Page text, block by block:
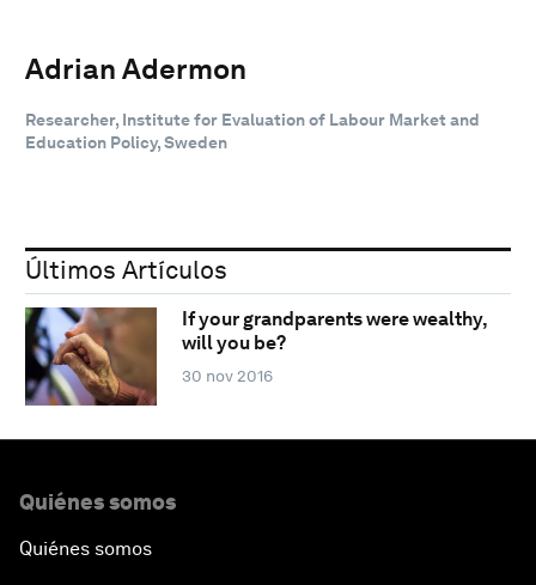
Adrian Adermon
Researcher, Institute for Evaluation of Labour Market and
Education Policy, Sweden
Últimos Artículos
If your grandparents were wealthy,
will you be?
30 nov 2016
Quiénes somos
Quiénes somos